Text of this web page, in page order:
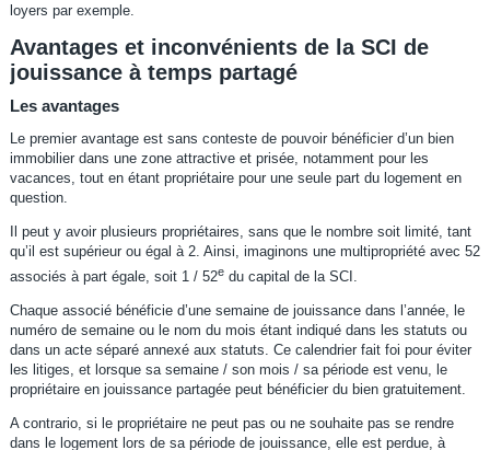
loyers par exemple.
Avantages et inconvénients de la SCI de
jouissance à temps partagé
Les avantages
Le premier avantage est sans conteste de pouvoir bénéficier d’un bien
immobilier dans une zone attractive et prisée, notamment pour les
vacances, tout en étant propriétaire pour une seule part du logement en
question.
Il peut y avoir plusieurs propriétaires, sans que le nombre soit limité, tant
qu’il est supérieur ou égal à 2. Ainsi, imaginons une multipropriété avec 52
associés à part égale, soit 1 / 52edu capital de la SCI.
Chaque associé bénéficie d’une semaine de jouissance dans l’année, le
numéro de semaine ou le nom du mois étant indiqué dans les statuts ou
dans un acte séparé annexé aux statuts. Ce calendrier fait foi pour éviter
les litiges, et lorsque sa semaine / son mois / sa période est venu, le
propriétaire en jouissance partagée peut bénéficier du bien gratuitement.
A contrario, si le propriétaire ne peut pas ou ne souhaite pas se rendre
dans le logement lors de sa période de jouissance, elle est perdue, à